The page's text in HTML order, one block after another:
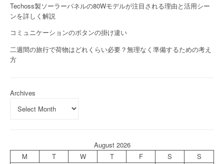
Techoss製ソーラーパネルの80Wモデルが注目される理由と活用シー
ンを詳しく解説
コミュニケーションのボタンの掛け違い
二週間の旅行で荷物はどれくらい必要？無理なく準備するための考え
方
Archives
August 2026
M
T W T F S S